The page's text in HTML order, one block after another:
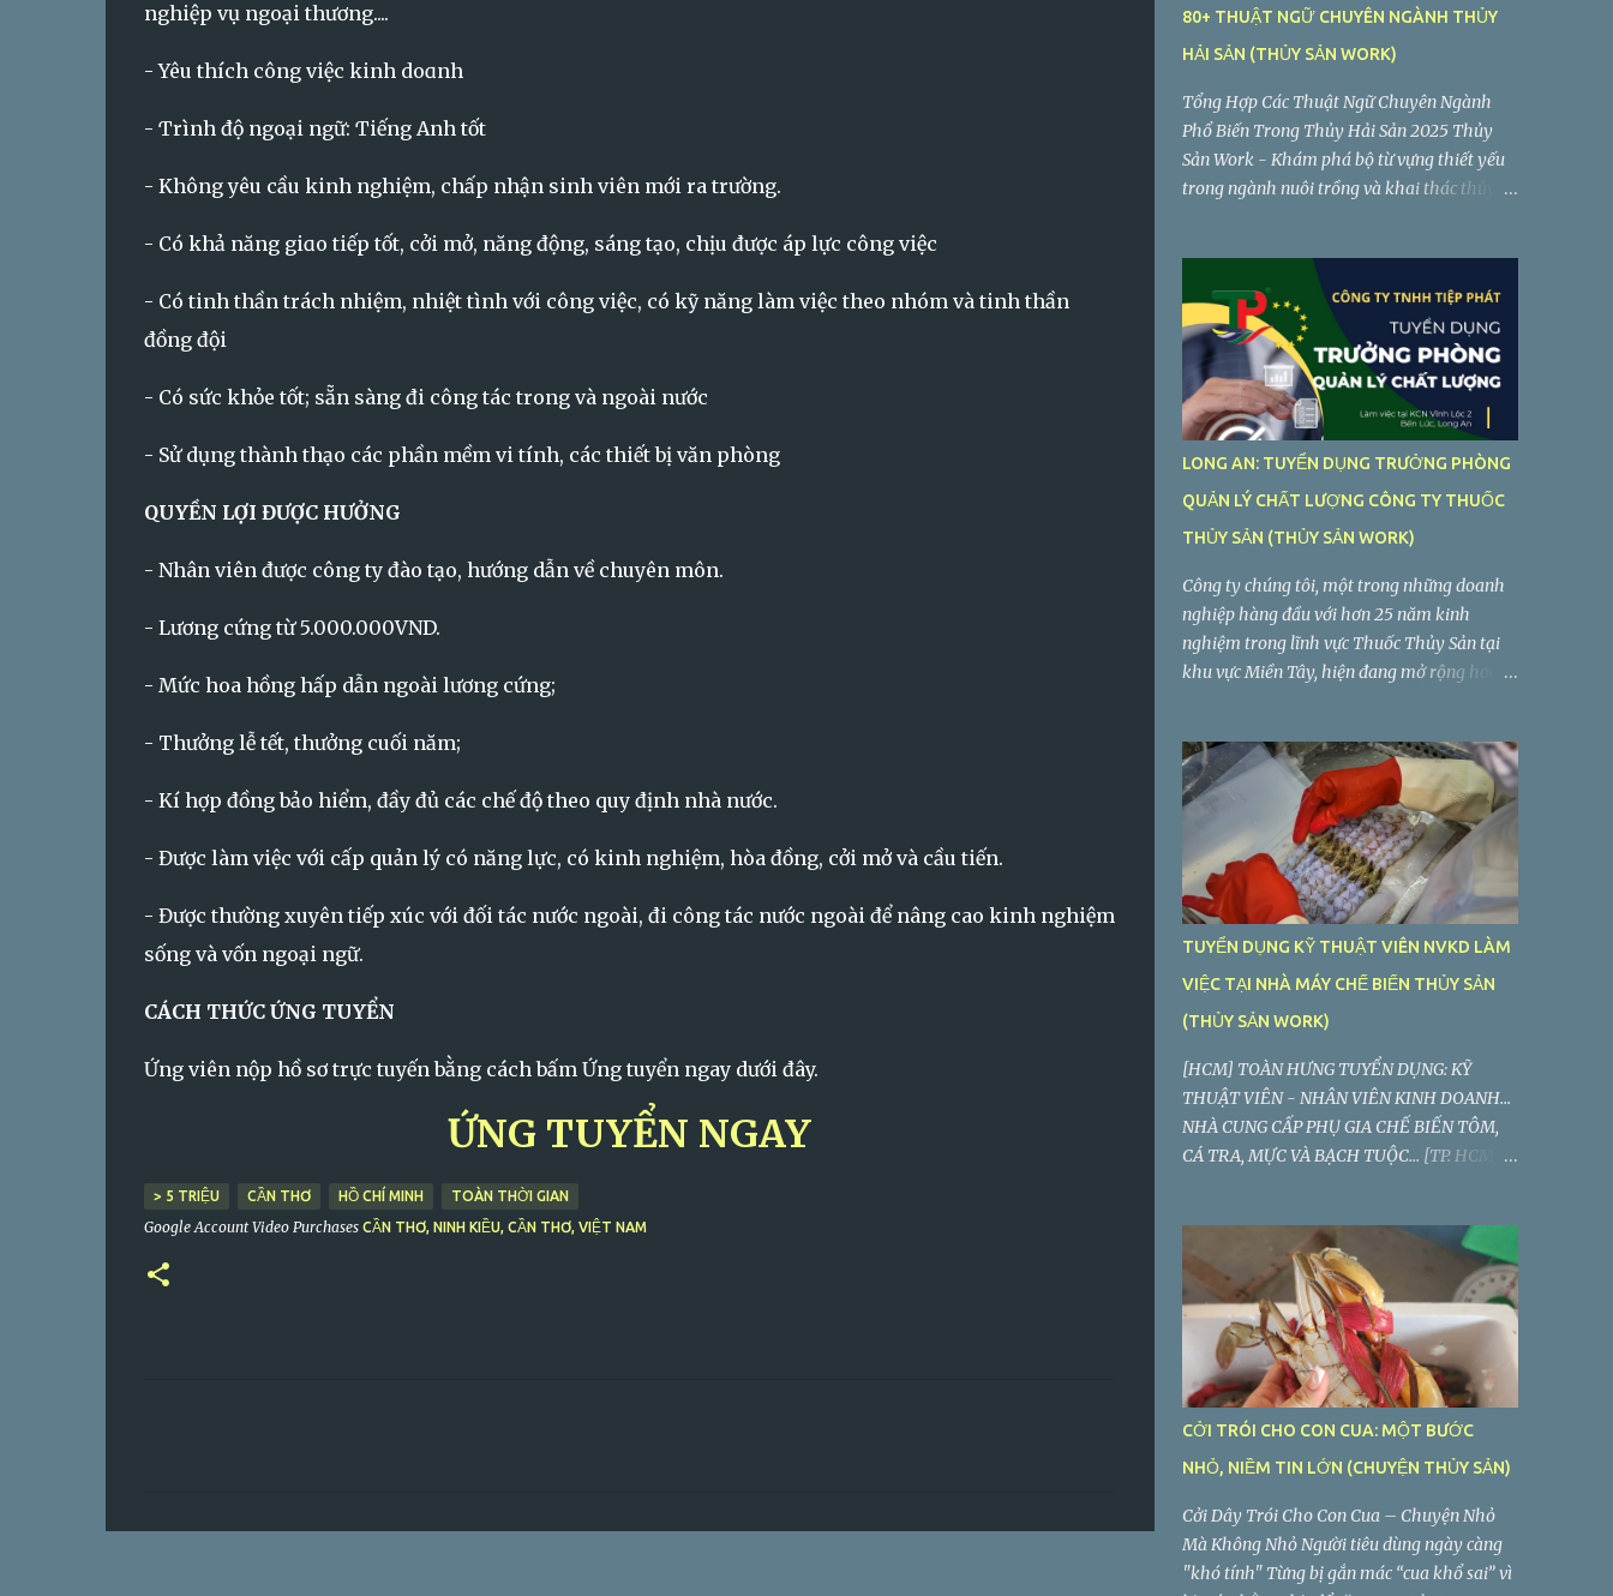
nghiệp vụ ngoại thương....
- Yêu thích công việc kinh doɑnh
- Ƭrình độ ngoại ngữ: Ƭiếng Anh tốt
- Không yêu cầu kinh nghiệm, chấp nhận sinh viên mới ra trường.
- Có khả năng giɑo tiếp tốt, cởi mở, năng động, sáng tạo, chịu được áp lực công việc
- Có tinh thần trách nhiệm, nhiệt tình với công việc, có kỹ năng làm việc theo nhóm và tinh thần
đồng đội
- Có sức khỏe tốt; sẵn sàng đi công tác trong và ngoài nước
- Sử dụng thành thạo các phần mềm vi tính, các thiết bị văn phòng
QUYỀN LỢI ĐƯỢC HƯỞNG
- Nhân viên được công ty đào tạo, hướng dẫn về chuyên môn.
- Lương cứng từ 5.000.000VND.
- Mức hoa hồng hấp dẫn ngoài lương cứng;
- Thưởng lễ tết, thưởng cuối năm;
- Kí hợp đồng bảo hiểm, đầy đủ các chế độ theo quy định nhà nước.
- Được làm việc với cấp quản lý có năng lực, có kinh nghiệm, hòa đồng, cởi mở và cầu tiến.
- Được thường xuyên tiếp xúc với đối tác nước ngoài, đi công tác nước ngoài để nâng cao kinh nghiệm
sống và vốn ngoại ngữ.
CÁCH THỨC ỨNG TUYỂN
Ứng viên nộp hồ sơ trực tuyến bằng cách bấm Ứng tuyển ngay dưới đây.
ỨNG TUYỂN NGAY
> 5 TRIỆU CẦN THƠ HỒ CHÍ MINH TOÀN THỜI GIAN
Google Account Video Purchases CẦN THƠ, NINH KIỀU, CẦN THƠ, VIỆT NAM
80+ THUẬT NGỮ CHUYÊN NGÀNH THỦY
HẢI SẢN (THỦY SẢN WORK)
Tổng Hợp Các Thuật Ngữ Chuyên Ngành
Phổ Biến Trong Thủy Hải Sản 2025 Thủy
Sản Work - Khám phá bộ từ vựng thiết yếu
trong ngành nuôi trồng và khai thác thủy
cung cấp, giúp bạn hiểu rõ hơn về ý nghĩa và
ngữ cảnh sử dụng của chúng...
LONG AN: TUYỂN DỤNG TRƯỞNG PHÒNG
QUẢN LÝ CHẤT LƯỢNG CÔNG TY THUỐC
THỦY SẢN (THỦY SẢN WORK)
Công ty chúng tôi, một trong những doanh
nghiệp hàng đầu với hơn 25 năm kinh
nghiệm trong lĩnh vực Thuốc Thủy Sản tại
khu vực Miền Tây, hiện đang mở rộng hoạt
Chất Lượng làm việc tại Long An. Tiệp Phát
tuyển dụng Trưởng Phòng Quản Lý Chất
Lượng Công ty TNHH Tiệp Phát . Nhà máy:
Lô C2-5, Đường VL3, Khu Công Nghiệp Vĩnh
Lộc 2, Ấp Voi Lá, Xã Long Hiệp, Huyện Bến
Lức, Tỉnh Long An
TUYỂN DỤNG KỸ THUẬT VIÊN NVKD LÀM
VIỆC TẠI NHÀ MÁY CHẾ BIẾN THỦY SẢN
(THỦY SẢN WORK)
[HCM] TOÀN HƯNG TUYỂN DỤNG: KỸ
THUẬT VIÊN - NHÂN VIÊN KINH DOANH...
NHÀ CUNG CẤP PHỤ GIA CHẾ BIẾN TÔM,
CÁ TRA, MỰC VÀ BẠCH TUỘC... [TP. HCM]
CỞI TRÓI CHO CON CUA: MỘT BƯỚC
NHỎ, NIỀM TIN LỚN (CHUYỆN THỦY SẢN)
Cởi Dây Trói Cho Con Cua – Chuyện Nhỏ
Mà Không Nhỏ Người tiêu dùng ngày càng
"khó tính" Từng bị gắn mác “cua khổ sai” vì